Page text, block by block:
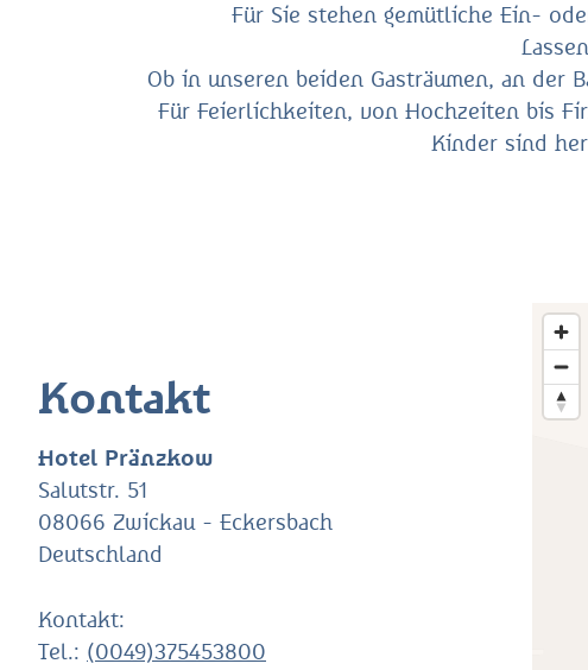
Für Sie stehen gemütliche Ein-
Ob in unseren beiden Gasträumen, an der
Für Feierlichkeiten, von Hochzeiten bis
Kinder sind
Kontakt
Hotel Pränzkow
Salutstr. 51
08066 Zwickau - Eckersbach
Deutschland
Kontakt:
Tel.: (0049)375453800